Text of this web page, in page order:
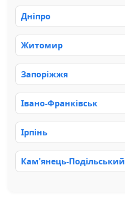
Дніпро
Житомир
Запоріжжя
Івано-Франківськ
Ірпінь
Кам'янець-Подільський